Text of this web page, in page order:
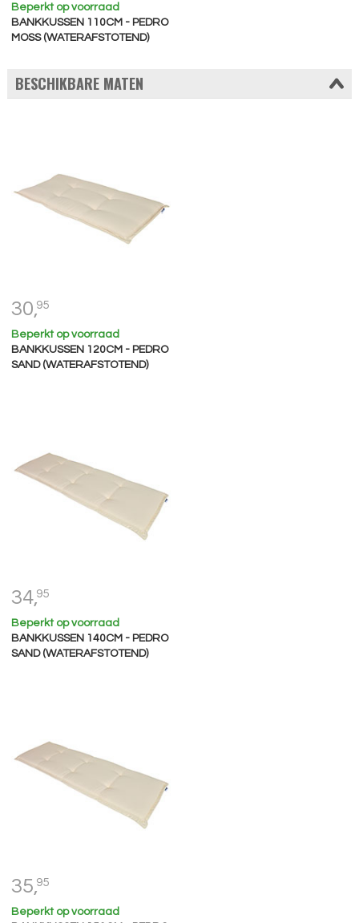
Beperkt op voorraad
BANKKUSSEN 110CM - PEDRO
MOSS (WATERAFSTOTEND)
BESCHIKBARE MATEN
30,95
Beperkt op voorraad
BANKKUSSEN 120CM - PEDRO
SAND (WATERAFSTOTEND)
34,95
Beperkt op voorraad
BANKKUSSEN 140CM - PEDRO
SAND (WATERAFSTOTEND)
35,95
Beperkt op voorraad